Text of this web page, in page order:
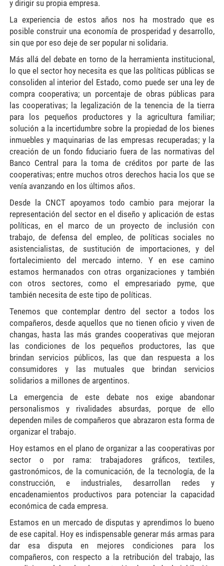
y dirigir su propia empresa.
La experiencia de estos años nos ha mostrado que es
posible construir una economía de prosperidad y desarrollo,
sin que por eso deje de ser popular ni solidaria.
Más allá del debate en torno de la herramienta institucional,
lo que el sector hoy necesita es que las políticas públicas se
consoliden al interior del Estado, como puede ser una ley de
compra cooperativa; un porcentaje de obras públicas para
las cooperativas; la legalización de la tenencia de la tierra
para los pequeños productores y la agricultura familiar;
solución a la incertidumbre sobre la propiedad de los bienes
inmuebles y maquinarias de las empresas recuperadas; y la
creación de un fondo fiduciario fuera de las normativas del
Banco Central para la toma de créditos por parte de las
cooperativas; entre muchos otros derechos hacia los que se
venía avanzando en los últimos años.
Desde la CNCT apoyamos todo cambio para mejorar la
representación del sector en el diseño y aplicación de estas
políticas, en el marco de un proyecto de inclusión con
trabajo, de defensa del empleo, de políticas sociales no
asistencialistas, de sustitución de importaciones, y del
fortalecimiento del mercado interno. Y en ese camino
estamos hermanados con otras organizaciones y también
con otros sectores, como el empresariado pyme, que
también necesita de este tipo de políticas.
Tenemos que contemplar dentro del sector a todos los
compañeros, desde aquellos que no tienen oficio y viven de
changas, hasta las más grandes cooperativas que mejoran
las condiciones de los pequeños productores, las que
brindan servicios públicos, las que dan respuesta a los
consumidores y las mutuales que brindan servicios
solidarios a millones de argentinos.
La emergencia de este debate nos exige abandonar
personalismos y rivalidades absurdas, porque de ello
dependen miles de compañeros que abrazaron esta forma de
organizar el trabajo.
Hoy estamos en el plano de organizar a las cooperativas por
sector o por rama: trabajadores gráficos, textiles,
gastronómicos, de la comunicación, de la tecnología, de la
construcción, e industriales, desarrollan redes y
encadenamientos productivos para potenciar la capacidad
económica de cada empresa.
Estamos en un mercado de disputas y aprendimos lo bueno
de ese capital. Hoy es indispensable generar más armas para
dar esa disputa en mejores condiciones para los
compañeros, con respecto a la retribución del trabajo, las